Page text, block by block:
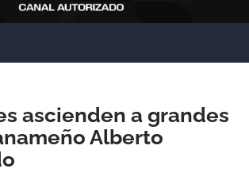
ascienden a grandes
Alberto